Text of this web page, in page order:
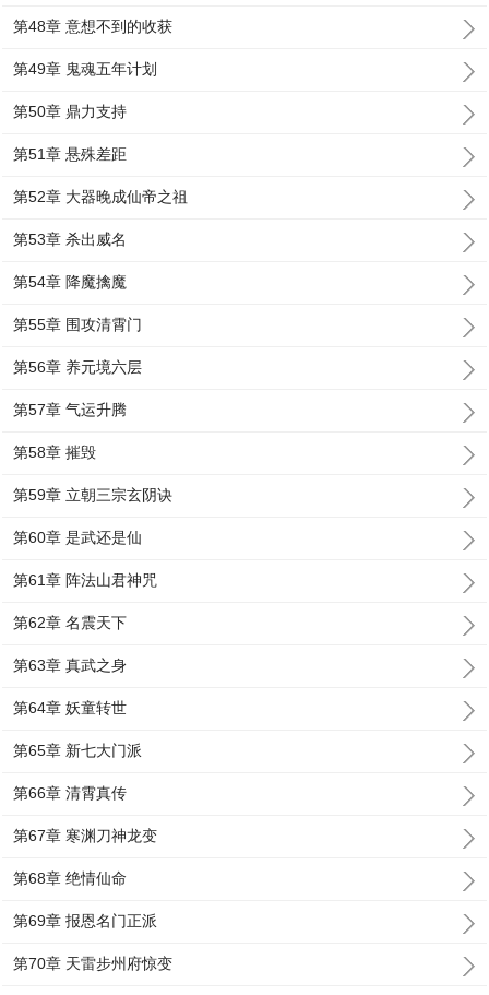
第48章 意想不到的收获
第49章 鬼魂五年计划
第50章 鼎力支持
第51章 悬殊差距
第52章 大器晚成仙帝之祖
第53章 杀出威名
第54章 降魔擒魔
第55章 围攻清霄门
第56章 养元境六层
第57章 气运升腾
第58章 摧毁
第59章 立朝三宗玄阴诀
第60章 是武还是仙
第61章 阵法山君神咒
第62章 名震天下
第63章 真武之身
第64章 妖童转世
第65章 新七大门派
第66章 清霄真传
第67章 寒渊刀神龙变
第68章 绝情仙命
第69章 报恩名门正派
第70章 天雷步州府惊变